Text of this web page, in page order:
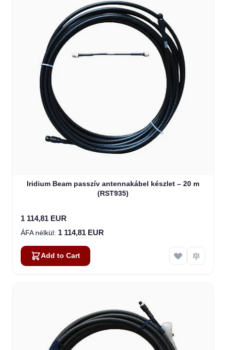
Iridium Beam passzív antennakábel készlet – 20 m
(RST935)
1 114,81 EUR
1 114,81 EUR
Add to Cart